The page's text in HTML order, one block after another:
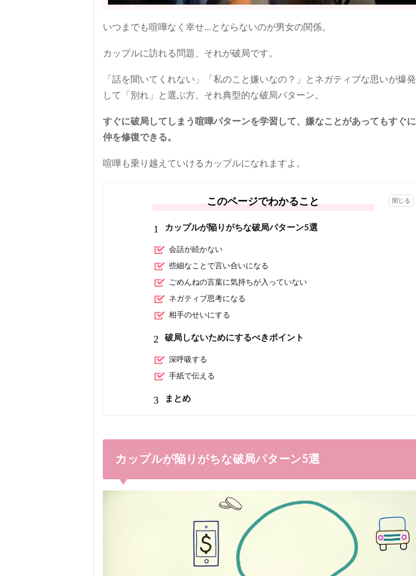
いつまでも喧嘩なく幸せ…とならないのが男女の関係。
カップルに訪れる問題、それが破局です。
「話を聞いてくれない」「私のこと嫌いなの？」とネガティブな思いが爆発
して「別れ」と選ぶ方、それ典型的な破局パターン。
すぐに破局してしまう喧嘩パターンを学習して、嫌なことがあってもすぐに
仲を修復できる。
喧嘩も乗り越えていけるカップルになれますよ。
このページでわかること
1 カップルが陥りがちな破局パターン5選
会話が続かない
些細なことで言い合いになる
ごめんねの言葉に気持ちが入っていない
ネガティブ思考になる
相手のせいにする
2 破局しないためにするべきポイント
深呼吸する
手紙で伝える
3 まとめ
カップルが陥りがちな破局パターン5選